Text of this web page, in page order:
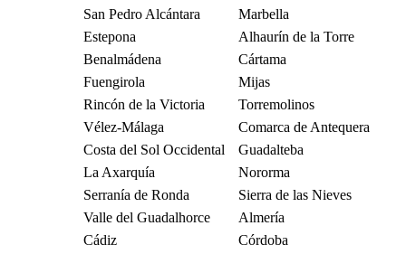
San Pedro Alcántara
Marbella
Estepona
Alhaurín de la Torre
Benalmádena
Cártama
Fuengirola
Mijas
Rincón de la Victoria
Torremolinos
Vélez-Málaga
Comarca de Antequera
Costa del Sol Occidental
Guadalteba
La Axarquía
Nororma
Serranía de Ronda
Sierra de las Nieves
Valle del Guadalhorce
Almería
Cádiz
Córdoba